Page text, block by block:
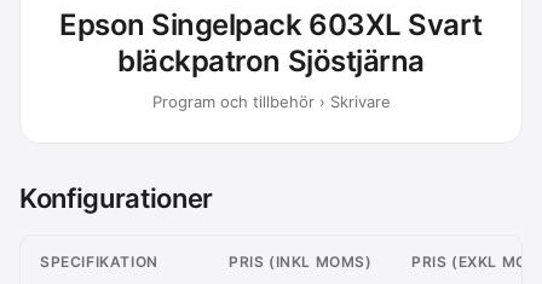
Epson Singelpack 603XL Svart
bläckpatron Sjöstjärna
Program och tillbehör › Skrivare
Konfigurationer
SPECIFIKATION PRIS (INKL MOMS) PRIS (EXKL